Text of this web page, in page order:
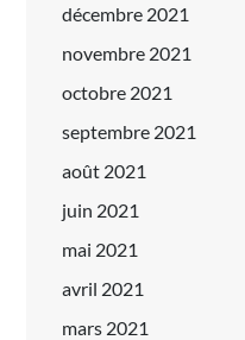
décembre 2021
novembre 2021
octobre 2021
septembre 2021
août 2021
juin 2021
mai 2021
avril 2021
mars 2021